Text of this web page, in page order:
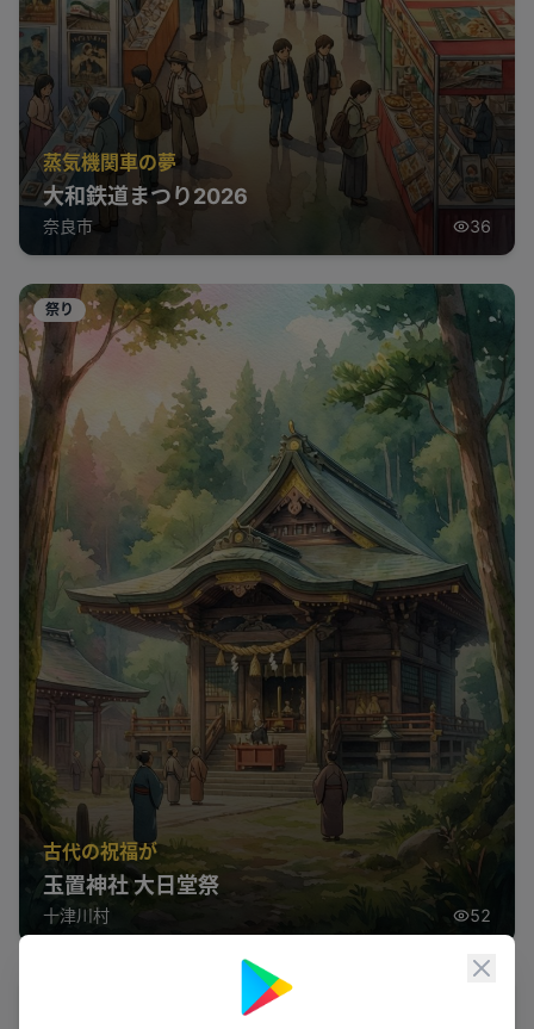
閉じ
蒸気機関車の夢
大和鉄道まつり2026
奈良市 36
祭り
古代の祝福が
玉置神社 大日堂祭
十津川村 52